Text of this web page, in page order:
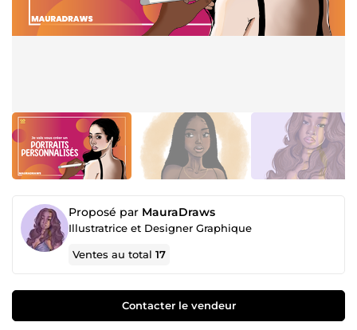
Proposé par MauraDraws
Illustratrice et Designer Graphique
Ventes au total17
Contacter le vendeur